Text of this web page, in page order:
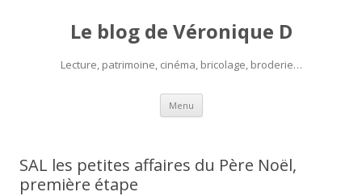
Le blog de Véronique D
Lecture, patrimoine, cinéma, bricolage, broderie…
Menu Aller
contenu
SAL les petites affaires du Père Noël,
première étape